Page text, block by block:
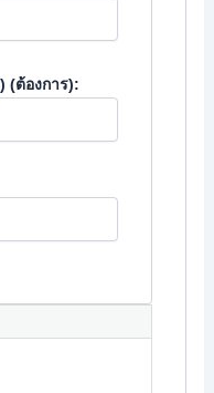
(ต้องการ):